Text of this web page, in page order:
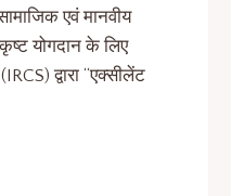
एवं मानवीय
योगदान के लिए
द्वारा “एक्सीलेंट